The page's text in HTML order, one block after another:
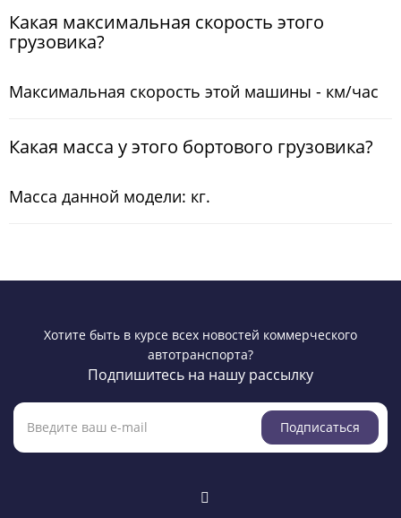
Какая максимальная скорость этого
грузовика?
Максимальная скорость этой машины - км/час
Какая масса у этого бортового грузовика?
Масса данной модели: кг.
Хотите быть в курсе всех новостей коммерческого
автотранспорта?
Подпишитесь на нашу рассылку
Подписаться